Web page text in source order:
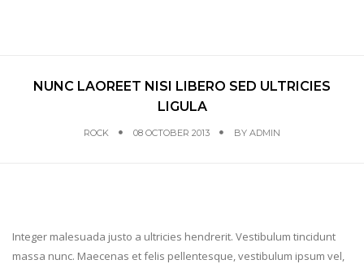
NUNC LAOREET NISI LIBERO SED ULTRICIES
LIGULA
ROCK 08 OCTOBER 2013 BY ADMIN
Integer malesuada justo a ultricies hendrerit. Vestibulum tincidunt
massa nunc. Maecenas et felis pellentesque, vestibulum ipsum vel,